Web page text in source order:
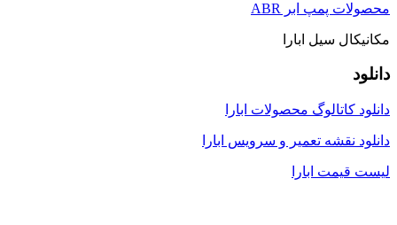
محصولات پمپ ابر ABR
مکانیکال سیل ابارا
دانلود
دانلود کاتالوگ محصولات ابارا
دانلود نقشه تعمیر و سرویس ابارا
لیست قیمت ابارا